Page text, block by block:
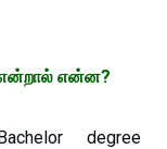
என்றால் என்ன?
degree